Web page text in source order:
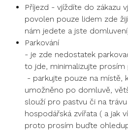
Příjezd - vjíždíte do zákazu
povolen pouze lidem zde
nám jedete a jste
Parkování
- je zde nedostatek
to jde, minimalizujte
- parkujte pouze na místě,
umožněno po domluvě,
slouží pro pastvu či na
hospodářská zvířata ( a jak
proto prosím buďte